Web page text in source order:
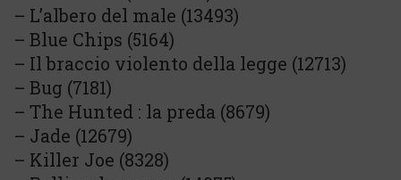
– L’albero del male (13493)
– Blue Chips (5164)
– Il braccio violento della legge (12713)
– Bug (7181)
– The Hunted : la preda (8679)
– Jade (12679)
– Killer Joe (8328)